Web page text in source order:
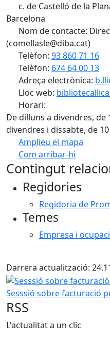
c. de Castelló de la
Barcelona
Nom de contacte:
(comellasle@diba.cat)
Telèfon: 93 860 71 16
Telèfon: 674 64 00 13
Adreça electrònica:
Lloc web:
Horari:
De dilluns a divendres, de
divendres i dissabte, de 10
Amplieu el mapa
Com arribar-hi
+
Contingut
Regidories
Regidoria de
Temes
Empresa i
Darrera actualització:
Sesssió sobre facturació
Sesssió sobre facturació
RSS
L'actualitat a un clic